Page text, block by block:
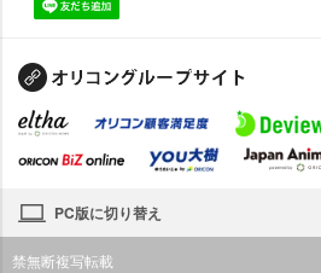
PC版に切り替え
禁無断複写転載